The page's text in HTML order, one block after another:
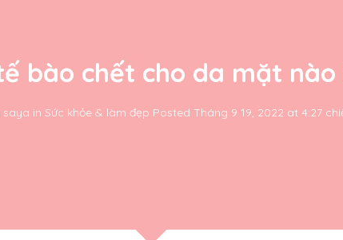
bào chết cho da mặt
saya in Sức khỏe & làm đẹp Posted Tháng 9 19, 2022 at 4:27